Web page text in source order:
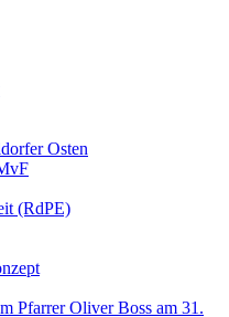
Osten
(RdPE)
Pfarrer Oliver Boss am 31.